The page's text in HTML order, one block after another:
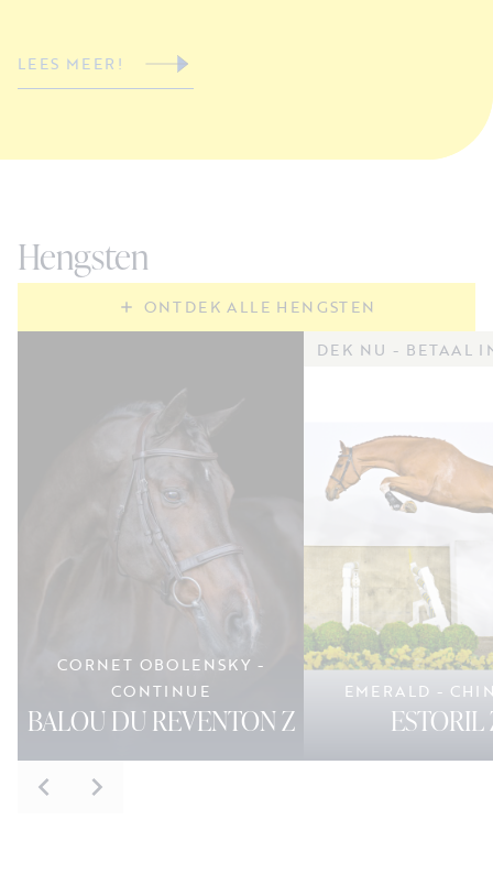
LEES MEER!
Hengsten
ONTDEK ALLE HENGSTEN
CORNET OBOLENSKY -
CONTINUE
BALOU DU REVENTON Z
DEK NU - BETAAL
EMERALD -
ESTORIL